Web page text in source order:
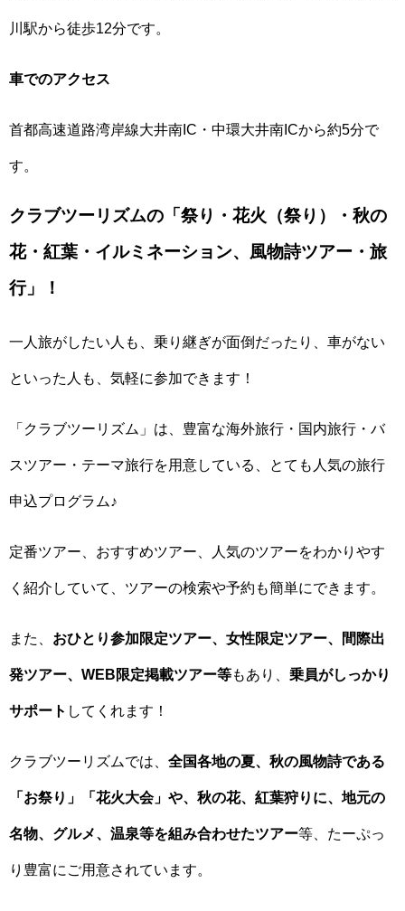
川駅から徒歩12分です。
車でのアクセス
首都高速道路湾岸線大井南IC・中環大井南ICから約5分で
す。
クラブツーリズムの「祭り・花火（祭り）・秋の
花・紅葉・イルミネーション、風物詩ツアー・旅
行」！
一人旅がしたい人も、乗り継ぎが面倒だったり、車がない
といった人も、気軽に参加できます！
「クラブツーリズム」は、豊富な海外旅行・国内旅行・バ
スツアー・テーマ旅行を用意している、とても人気の旅行
申込プログラム♪
定番ツアー、おすすめツアー、人気のツアーをわかりやす
く紹介していて、ツアーの検索や予約も簡単にできます。
また、 おひとり参加限定ツアー、女性限定ツアー、間際出
発ツアー、WEB限定掲載ツアー等もあり、 乗員がしっかり
サポート してくれます！
クラブツーリズムでは、 全国各地の夏、秋の風物詩である
「お祭り」「花火大会」や、秋の花、紅葉狩りに、地元の
名物、グルメ、温泉等を組み合わせたツアー等、たーぷっ
り豊富にご用意されています。